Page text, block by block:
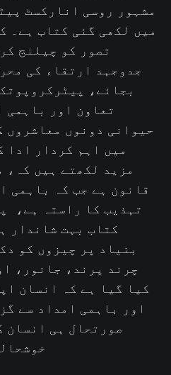
میں لکھی گئی کتاب ہے۔
تصور کو چیلنج
جدوجہد ارتقاء کی
بجائے،
تعاون اور باہمی
حیوانی دونوں معاشروں
میں اہم کردار ادا
مزید لکھتے ہیں کہ،
قانون ہے جب کہ باہمی
تہذیب کا راستہ ہے،
کتاب بہت شاندار
بنیاد پر چیزوں کو
چرند پرند، جانور،
کیا گیا ہے کہ انسان
اور باہمی امداد سے
صورتحال ہی انسان